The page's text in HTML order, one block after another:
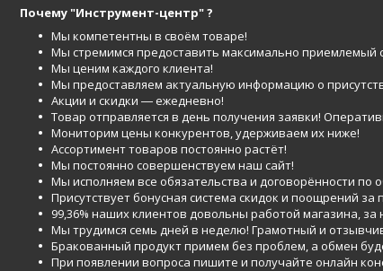
Почему "Инструмент-центр" ?
Мы компетентны в своём товаре!
Мы стремимся предоставить максимально приемлемый
Мы ценим каждого клиента!
Мы предоставляем актуальную информацию о
Акции и скидки ― ежедневно!
Товар отправляется в день получения заявки!
Мониторим цены конкурентов, удерживаем их ниже!
Ассортимент товаров постоянно растёт!
Мы постоянно совершенствуем наш сайт!
Мы исполняем все обязательства и договорённости
Присутствует бонусная система скидок и поощрений за
99,36% наших клиентов довольны работой магазина,
Мы трудимся семь дней в неделю! Грамотный и
Бракованный продукт примем без проблем, а обмен
При появлении вопроса пишите и получайте онлайн